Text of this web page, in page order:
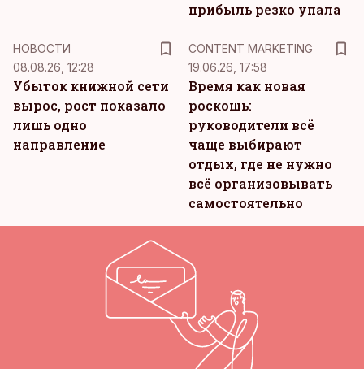
прибыль резко упала
НОВОСТИ
08.08.26, 12:28
Убыток книжной сети
вырос, рост показало
лишь одно
направление
CONTENT MARKETING
19.06.26, 17:58
Время как новая
роскошь:
руководители всё
чаще выбирают
отдых, где не нужно
всё организовывать
самостоятельно